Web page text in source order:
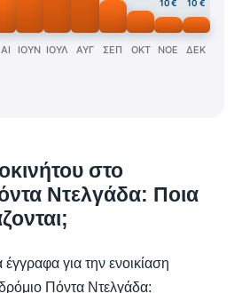
ΙΟΥΝ ΙΟΥΛ ΑΥΓ ΣΕΠ ΟΚΤ
10 €
ΝΟΕ
10 €
ΔΕΚ
στο
Ντελγάδα: Ποια
για την ενοικίαση
Πόντα Ντελγάδα: